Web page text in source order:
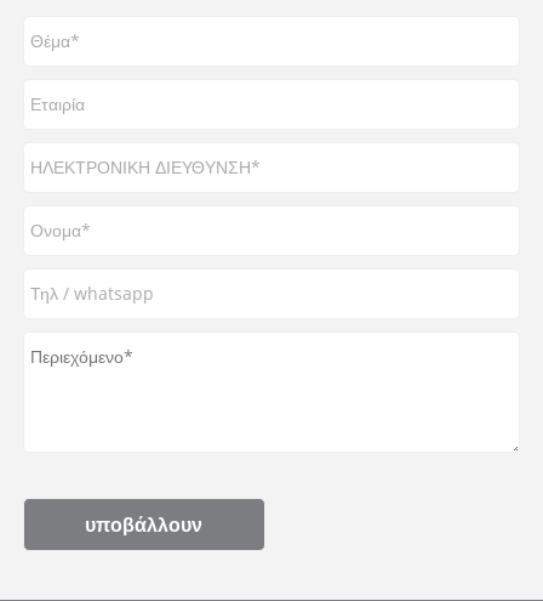
υποβάλλουν